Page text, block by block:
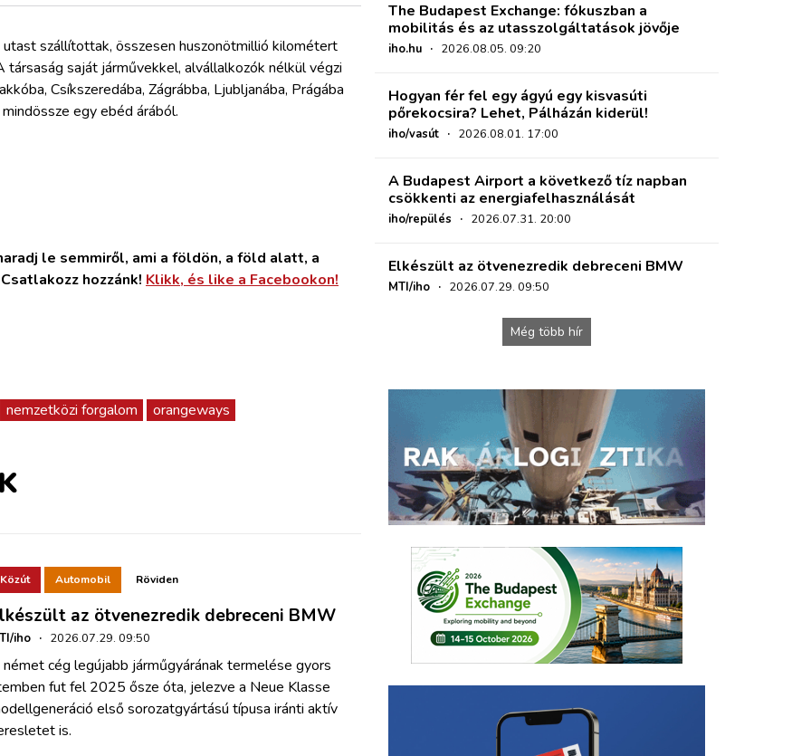
szállítottak, összesen huszonötmillió kilométert
saját járművekkel, alvállalkozók nélkül végzi
Csíkszeredába, Zágrábba, Ljubljanába, Prágába
egy ebéd árából.
le semmiről, ami a földön, a föld alatt, a
hozzánk! Klikk, és like a Facebookon!
nemzetközi forgalom orangeways
Közút Automobil Röviden
az ötvenezredik debreceni BMW
iho · 2026.07.29. 09:50
cég legújabb járműgyárának termelése gyors
fut fel 2025 ősze óta, jelezve a Neue Klasse
első sorozatgyártású típusa iránti aktív
is.
The Budapest Exchange: fókuszban a
mobilitás és az utasszolgáltatások jövője
iho.hu · 2026.08.05. 09:20
Hogyan fér fel egy ágyú egy kisvasúti
pőrekocsira? Lehet, Pálházán kiderül!
iho/vasút · 2026.08.01. 17:00
A Budapest Airport a következő tíz napban
csökkenti az energiafelhasználását
iho/repülés · 2026.07.31. 20:00
Elkészült az ötvenezredik debreceni BMW
MTI/iho · 2026.07.29. 09:50
Még több hír